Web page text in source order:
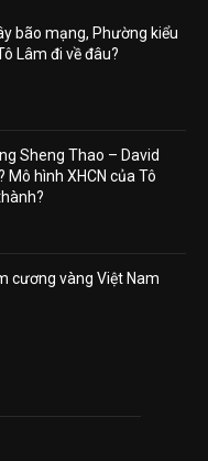
bão mạng, Phường kiểu
Lâm đi về đâu?
Sheng Thao – David
Mô hình XHCN của Tô
cương vàng Việt Nam